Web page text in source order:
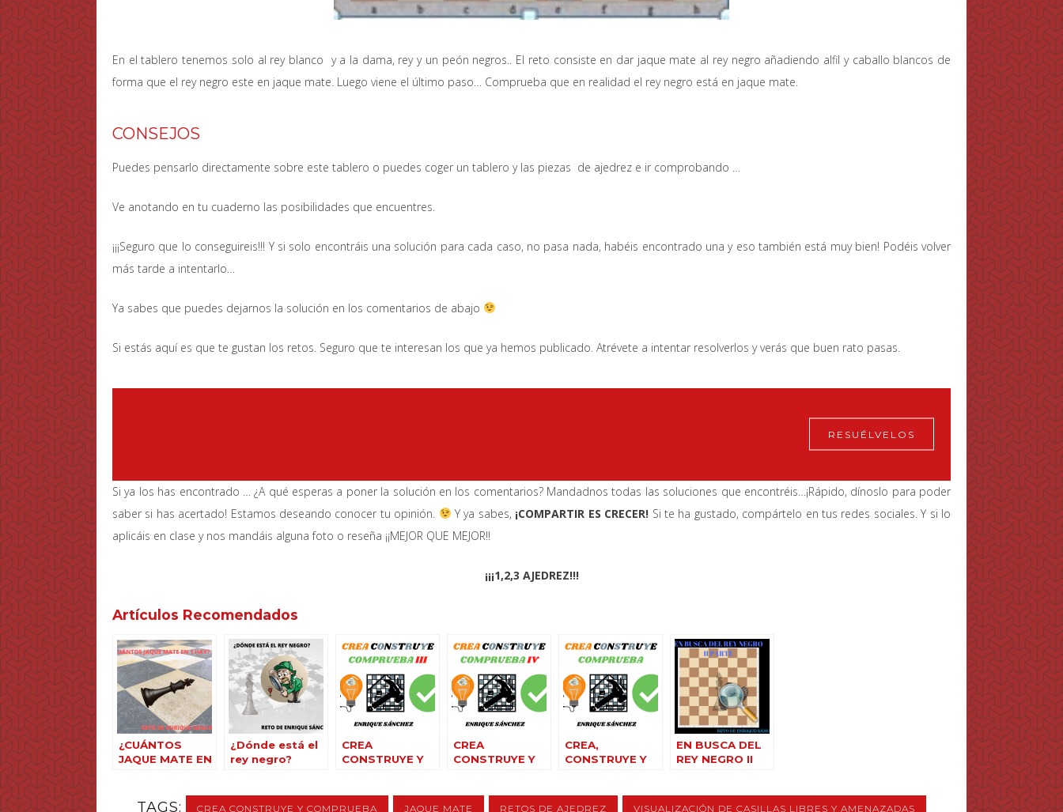
En el tablero tenemos solo al rey blanco y a la dama, rey y un peón negros.. El reto consiste en dar jaque mate al rey negro añadiendo alfil y caballo blancos de
forma que el rey negro este en jaque mate. Luego viene el último paso… Comprueba que en realidad el rey negro está en jaque mate.
CONSEJOS
Puedes pensarlo directamente sobre este tablero o puedes coger un tablero y las piezas de ajedrez e ir comprobando …
Ve anotando en tu cuaderno las posibilidades que encuentres.
¡¡¡Seguro que lo conseguireis!!! Y si solo encontráis una solución para cada caso, no pasa nada, habéis encontrado una y eso también está muy bien! Podéis volver
más tarde a intentarlo…
Ya sabes que puedes dejarnos la solución en los comentarios de abajo
Si estás aquí es que te gustan los retos. Seguro que te interesan los que ya hemos publicado. Atrévete a intentar resolverlos y verás que buen rato pasas.
RESUÉLVELOS
Si ya los has encontrado … ¿A qué esperas a poner la solución en los comentarios? Mandadnos todas las soluciones que encontréis…¡Rápido, dínoslo para poder
saber si has acertado! Estamos deseando conocer tu opinión.
Y ya sabes, ¡COMPARTIR ES CRECER! Si te ha gustado, compártelo en tus redes sociales. Y si lo
aplicáis en clase y nos mandáis alguna foto o reseña ¡¡MEJOR QUE MEJOR!!
¡¡¡1,2,3 AJEDREZ!!!
Artículos Recomendados
¿CUÁNTOS
JAQUE MATE EN
¿Dónde está el
rey negro?
CREA
CONSTRUYE Y
CREA
CONSTRUYE Y
CREA,
CONSTRUYE Y
EN BUSCA DEL
REY NEGRO II
TAGS: CREA CONSTRUYE Y COMPRUEBA JAQUE MATE RETOS DE AJEDREZ VISUALIZACIÓN DE CASILLAS LIBRES Y AMENAZADAS